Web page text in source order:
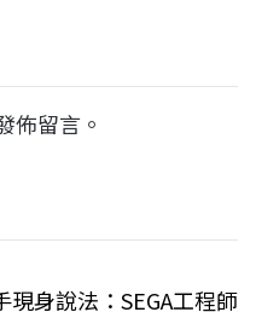
佈留言。
身說法：SEGA工程師